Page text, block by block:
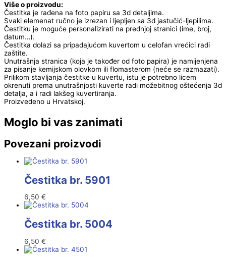
Više o proizvodu:
Čestitka je rađena na foto papiru sa 3d detaljima.
Svaki elemenat ručno je izrezan i ljepljen sa 3d jastučić-ljepilima.
Čestitku je moguće personalizirati na prednjoj stranici (ime, broj,
datum…).
Čestitka dolazi sa pripadajućom kuvertom u celofan vrećici radi
zaštite.
Unutrašnja stranica (koja je također od foto papira) je namijenjena
za pisanje kemijskom olovkom ili flomasterom (neće se razmazati).
Prilikom stavljanja čestitke u kuvertu, istu je potrebno licem
okrenuti prema unutrašnjosti kuverte radi možebitnog oštećenja 3d
detalja, a i radi lakšeg kuvertiranja.
Proizvedeno u Hrvatskoj.
Moglo bi vas zanimati
Povezani proizvodi
Čestitka br. 5901
6,50 €
Čestitka br. 5004
6,50 €